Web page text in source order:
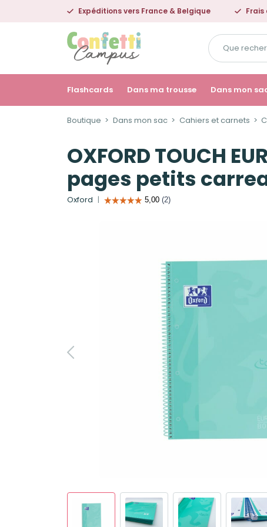
Expéditions vers France & Belgique Frais
Que
recherchez-
vous
?
Flashcards Dans ma trousse Dans mon
Boutique Dans mon sac Cahiers et carnets
OXFORD TOUCH
pages petits
Oxford